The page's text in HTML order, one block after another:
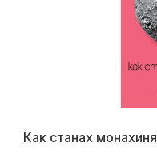
Как станах монахиня